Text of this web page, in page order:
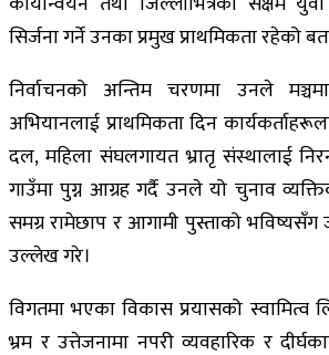
सिर्जना गर्ने उनका प्रमुख प्राथमिकता रहेको
निर्वाचनको अन्तिम चरणमा उनले
अभियानलाई प्राथमिकता दिन
दल, महिला संघलगायत भ्रातृ संस्थालाई
गाउँमा पुग्न आग्रह गर्दै उनले यो चुनाव
समग्र रामेछाप र आगामी पुस्ताको
उल्लेख गरे।
विगतमा भएका विकास प्रयासको
भ्रम र उत्तेजनामा नपरी व्यवहारिक र